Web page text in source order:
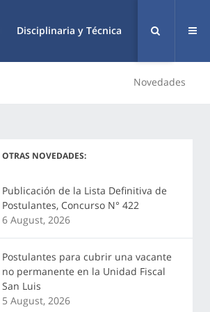
Disciplinaria y Técnica
Novedades
OTRAS NOVEDADES:
Publicación de la Lista Definitiva de
Postulantes, Concurso N° 422
6 August, 2026
Postulantes para cubrir una vacante
no permanente en la Unidad Fiscal
San Luis
5 August, 2026